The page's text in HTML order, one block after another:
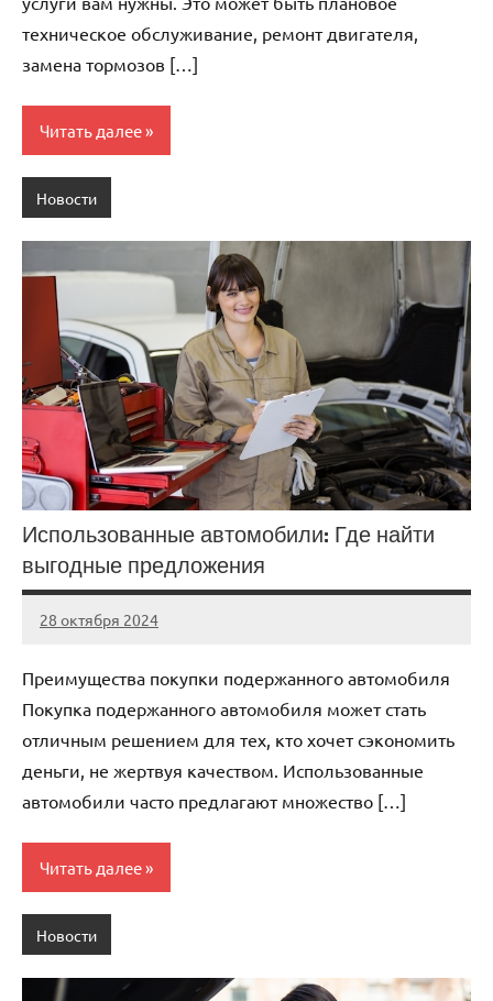
техническое обслуживание, ремонт двигателя,
замена тормозов […]
Читать далее
Новости
Использованные автомобили: Где найти
выгодные предложения
28 октября 2024
Avtor
Нет
Преимущества покупки подержанного автомобиля
Покупка подержанного автомобиля может стать
отличным решением для тех, кто хочет сэкономить
деньги, не жертвуя качеством. Использованные
автомобили часто предлагают множество […]
Читать далее
Новости